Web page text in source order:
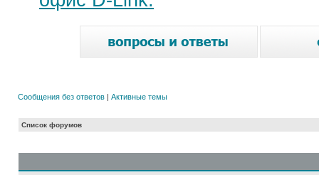
Сообщения без ответов | Активные темы
Список форумов